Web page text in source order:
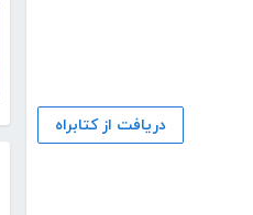
دریافت از کتابراه